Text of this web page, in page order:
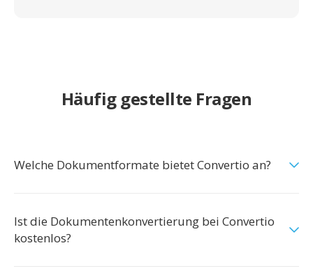
Häufig gestellte Fragen
Welche Dokumentformate bietet Convertio an?
Ist die Dokumentenkonvertierung bei Convertio
kostenlos?